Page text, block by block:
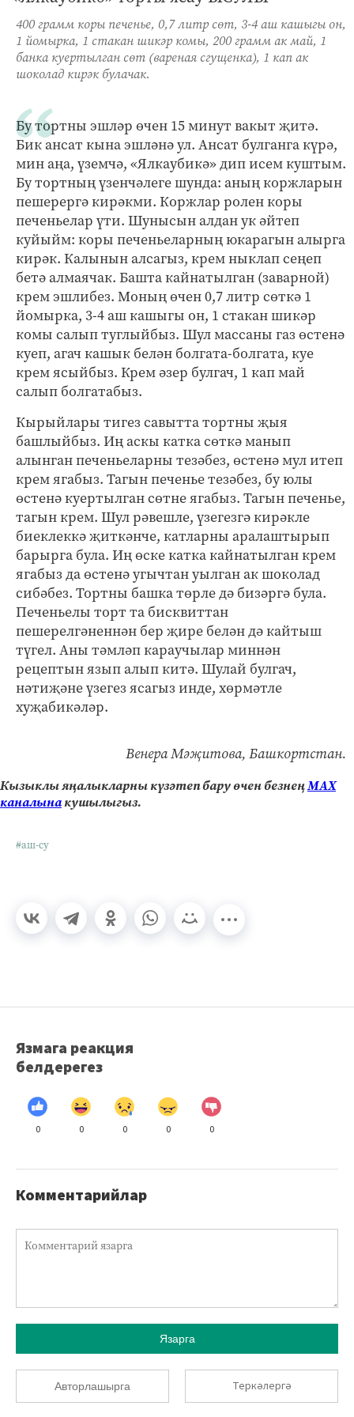
400 грамм коры печенье, 0,7 литр сөт, 3-4 аш кашыгы он,
1 йомырка, 1 стакан шикәр комы, 200 грамм ак май, 1
банка куертылган сөт (вареная сгущенка), 1 кап ак
шоколад кирәк булачак.
Бу тортны эшләр өчен 15 минут вакыт җитә.
Бик ансат кына эшләнә ул. Ансат булганга күрә,
мин аңа, үземчә, «Ялкаубикә» дип исем куштым.
Бу тортның үзенчәлеге шунда: аның коржларын
пешерергә кирәкми. Коржлар ролен коры
печеньелар үти. Шунысын алдан ук әйтеп
куйыйм: коры печеньеларның юкарагын алырга
кирәк. Калынын алсагыз, крем ныклап сеңеп
бетә алмаячак. Башта кайнатылган (заварной)
крем эшлибез. Моның өчен 0,7 литр сөткә 1
йомырка, 3-4 аш кашыгы он, 1 стакан шикәр
комы салып туглыйбыз. Шул массаны газ өстенә
куеп, агач кашык белән болгата-болгата, куе
крем ясыйбыз. Крем әзер булгач, 1 кап май
салып болгатабыз.
Кырыйлары тигез савытта тортны җыя
башлыйбыз. Иң аскы катка сөткә манып
алынган печеньеларны тезәбез, өстенә мул итеп
крем ягабыз. Тагын печенье тезәбез, бу юлы
өстенә куертылган сөтне ягабыз. Тагын печенье,
тагын крем. Шул рәвешле, үзегезгә кирәкле
биеклеккә җиткәнче, катларны аралаштырып
барырга була. Иң өске катка кайнатылган крем
ягабыз да өстенә угычтан уылган ак шоколад
сибәбез. Тортны башка төрле дә бизәргә була.
Печеньелы торт та бисквиттан
пешерелгәненнән бер җире белән дә кайтыш
түгел. Аны тәмләп караучылар миннән
рецептын язып алып китә. Шулай булгач,
нәтиҗәне үзегез ясагыз инде, хөрмәтле
хуҗабикәләр.
Венера Мәҗитова, Башкортстан.
Кызыклы яңалыкларны күзәтеп бару өчен безнеңМАХ
каналынакушылыгыз.
#аш-су
Язмага реакция
белдерегез
0 0 0 0 0
Комментарийлар
Язарга
Авторлашырга Теркәлергә